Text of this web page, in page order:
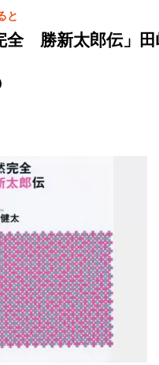
と
全 勝新太郎伝」